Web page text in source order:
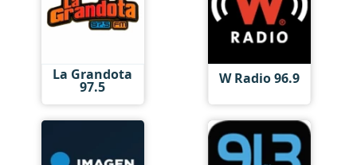
La Grandota
97.5 W Radio 96.9